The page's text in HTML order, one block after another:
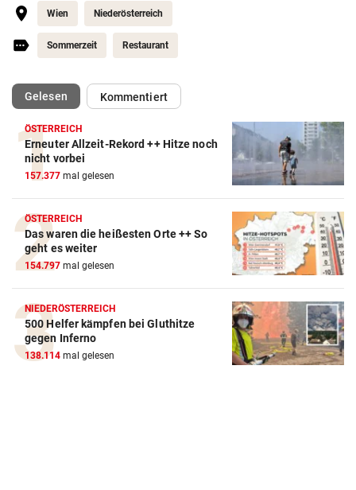
Wien Niederösterreich
Sommerzeit Restaurant
Gelesen(ausgewählt)Kommentiert
ÖSTERREICH
Erneuter Allzeit-Rekord ++ Hitze noch
nicht vorbei
157.377 mal gelesen
ÖSTERREICH
Das waren die heißesten Orte ++ So
geht es weiter
154.797 mal gelesen
NIEDERÖSTERREICH
500 Helfer kämpfen bei Gluthitze
gegen Inferno
138.114 mal gelesen